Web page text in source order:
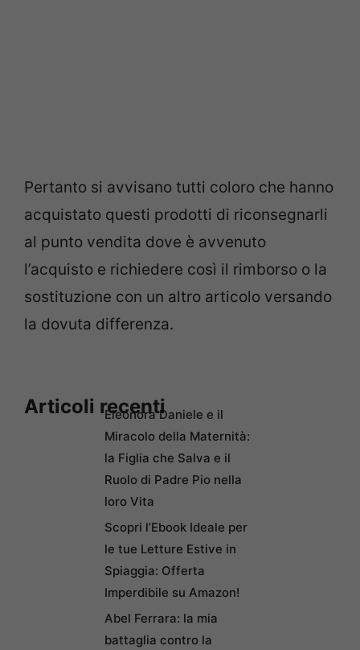
Pertanto si avvisano tutti coloro che hanno
acquistato questi prodotti di riconsegnarli
al punto vendita dove è avvenuto
l’acquisto e richiedere così il rimborso o la
sostituzione con un altro articolo versando
la dovuta differenza.
Articoli recentiEleonora Daniele e il
Miracolo della Maternità:
la Figlia che Salva e il
Ruolo di Padre Pio nella
loro Vita
Scopri l’Ebook Ideale per
le tue Letture Estive in
Spiaggia: Offerta
Imperdibile su Amazon!
Abel Ferrara: la mia
battaglia contro la